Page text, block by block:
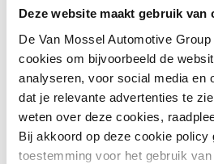
Deze website maakt gebruik van
De Van Mossel Automotive
cookies om bijvoorbeeld de
analyseren, voor social media en
dat je relevante advertenties te
weten over deze cookies,
Bij akkoord op deze cookie policy
toestemming voor het gebruik
werkzaamheden zoals
meten en uitlijnen van
afwisseling, want elke dag zie
merken en modellen met
onze vestiging in Oirschot
nieuwste gereedschappen en
Van Mossel Academy volgen
opleidingen om ook bij de